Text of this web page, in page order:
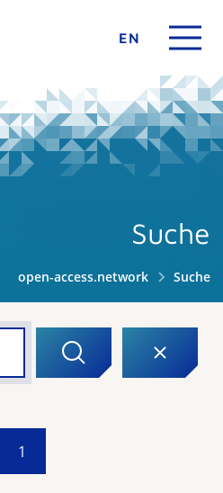
EN
Suche
open-access.network Suche
1